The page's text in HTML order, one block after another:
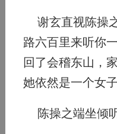
谢玄直视陈操
路六百里来听你
回了会稽东山，
她依然是一个女
陈操之端坐倾